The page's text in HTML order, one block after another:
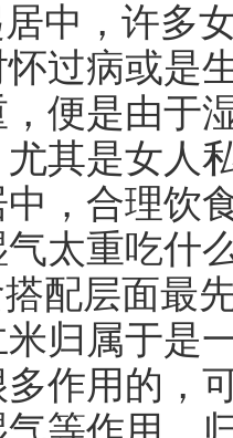
中，许多
过病或是
便是由于
其是女人
，合理饮
太重吃什
配层面最
归属于是
作用的，